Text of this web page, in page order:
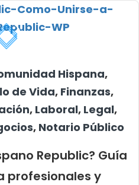
Hispana,
de Vida, Finanzas,
, Laboral, Legal,
, Notario Público
Republic? Guía
profesionales y